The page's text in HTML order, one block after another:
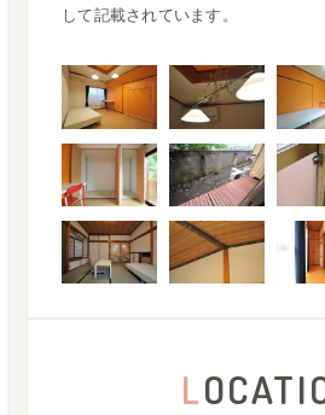
して記載されています。
L